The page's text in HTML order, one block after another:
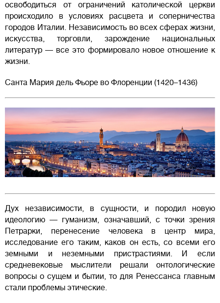
освободиться от ограничений католической церкви
происходило в условиях расцвета и соперничества
городов Италии. Независимость во всех сферах жизни,
искусства, торговли, зарождение национальных
литератур — все это формировало новое отношение к
жизни.
Санта Мария дель Фьоре во Флоренции (1420–1436)
Дух независимости, в сущности, и породил новую
идеологию — гуманизм, означавший, с точки зрения
Петрарки, перенесение человека в центр мира,
исследование его таким, каков он есть, со всеми его
земными и неземными пристрастиями. И если
средневековые мыслители решали онтологические
вопросы о сущем и бытии, то для Ренессанса главным
стали проблемы этические.